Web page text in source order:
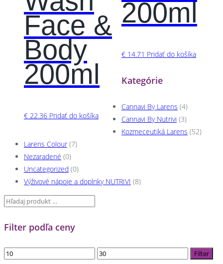
Face &
Body
200ml
€ 22.36 Pridať do košíka
200ml
€14.71 Pridať do košíka
Kategórie
Cannavi By Larens (4)
Cannavi By Nutrivi (3)
Kozmeceutiká Larens (52)
Larens Colour (7)
Nezaradené (0)
Uncategorized (0)
Výživové nápoje a doplnky NUTRIVI (8)
Filter podľa ceny
Minimálna
Maximálna
Filter